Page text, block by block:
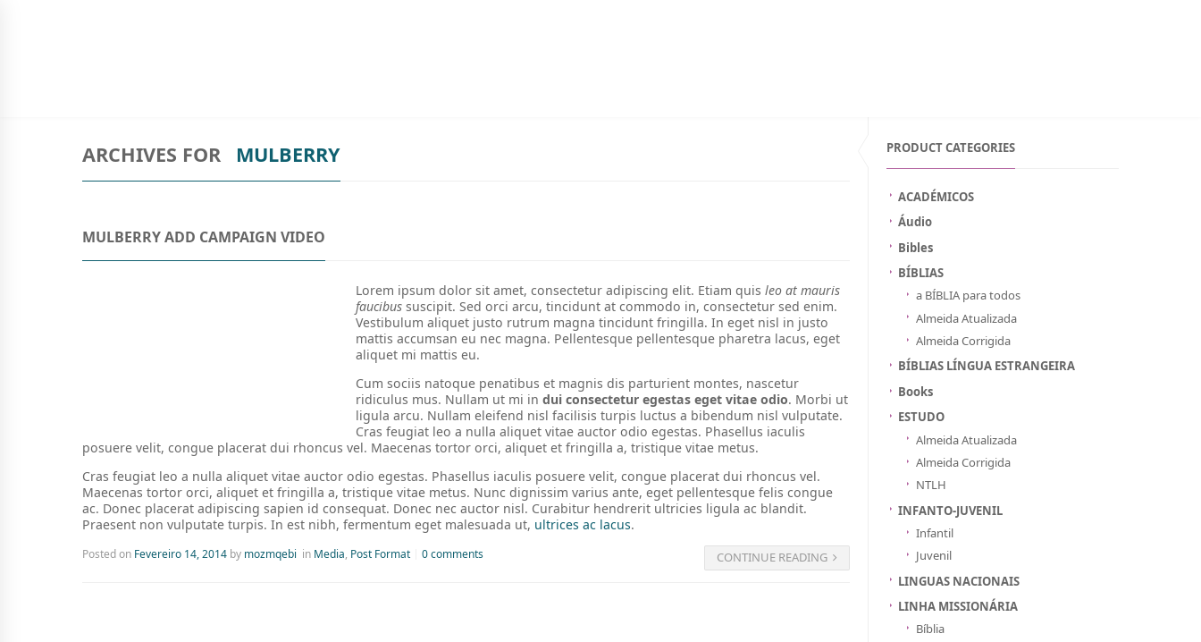
PRODUCT CATEGORIES
ACADÉMICOS
Áudio
Bibles
BÍBLIAS
a BÍBLIA para todos
Almeida Atualizada
Almeida Corrigida
BÍBLIAS LÍNGUA ESTRANGEIRA
Books
ESTUDO
Almeida Atualizada
Almeida Corrigida
NTLH
INFANTO-JUVENIL
Infantil
Juvenil
LINGUAS NACIONAIS
LINHA MISSIONÁRIA
Bíblia
ARCHIVES FOR MULBERRY
MULBERRY ADD CAMPAIGN VIDEO
Lorem ipsum dolor sit amet, consectetur adipiscing elit. Etiam quis leo at mauris
faucibus suscipit. Sed orci arcu, tincidunt at commodo in, consectetur sed enim.
Vestibulum aliquet justo rutrum magna tincidunt fringilla. In eget nisl in justo
mattis accumsan eu nec magna. Pellentesque pellentesque pharetra lacus, eget
aliquet mi mattis eu.
Cum sociis natoque penatibus et magnis dis parturient montes, nascetur
ridiculus mus. Nullam ut mi in dui consectetur egestas eget vitae odio. Morbi ut
ligula arcu. Nullam eleifend nisl facilisis turpis luctus a bibendum nisl vulputate.
Cras feugiat leo a nulla aliquet vitae auctor odio egestas. Phasellus iaculis
posuere velit, congue placerat dui rhoncus vel. Maecenas tortor orci, aliquet et fringilla a, tristique vitae metus.
Cras feugiat leo a nulla aliquet vitae auctor odio egestas. Phasellus iaculis posuere velit, congue placerat dui rhoncus vel.
Maecenas tortor orci, aliquet et fringilla a, tristique vitae metus. Nunc dignissim varius ante, eget pellentesque felis congue
ac. Donec placerat adipiscing sapien id consequat. Donec nec auctor nisl. Curabitur hendrerit ultricies ligula ac blandit.
Praesent non vulputate turpis. In est nibh, fermentum eget malesuada ut, ultrices ac lacus.
Posted on Fevereiro 14, 2014 by mozmqebi in Media, Post Format 0 comments CONTINUE READING